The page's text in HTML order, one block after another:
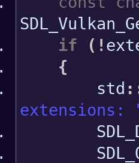
if
( !
{
std
extensions: